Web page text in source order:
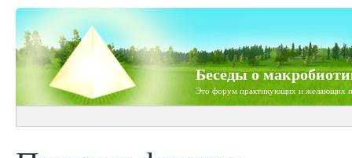
Беседы о
Это форум практикующих и желающих